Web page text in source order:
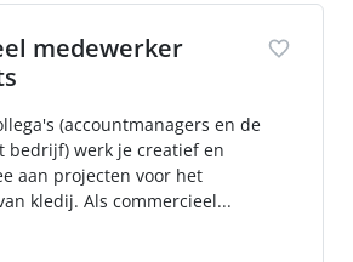
medewerker
(accountmanagers en de
bedrijf) werk je creatief en
aan projecten voor het
kledij. Als commercieel...